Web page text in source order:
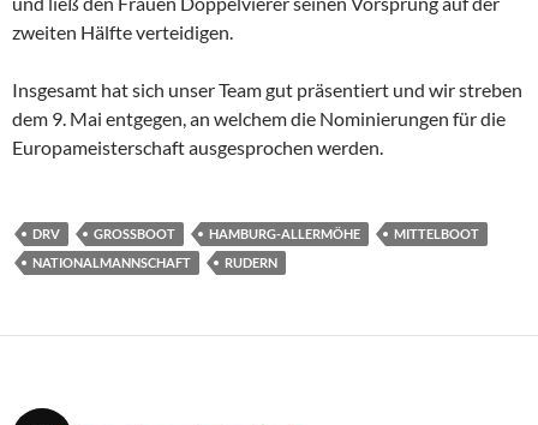
zweiten Hälfte verteidigen.
Insgesamt hat sich unser Team gut präsentiert und wir streben
dem 9. Mai entgegen, an welchem die Nominierungen für die
Europameisterschaft ausgesprochen werden.
DRV GROSSBOOT HAMBURG-ALLERMÖHE
MITTELBOOT
NATIONALMANNSCHAFT
RUDERN